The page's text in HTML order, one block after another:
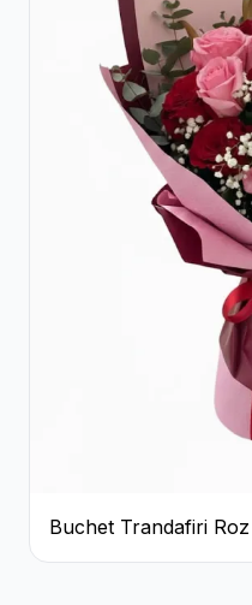
Buchet Trandafiri
Eucalipt și Gypsophila